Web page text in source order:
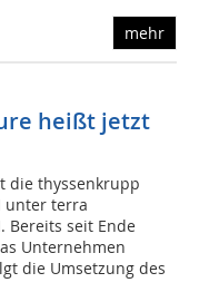
mehr
heißt jetzt
die thyssenkrupp
unter terra
Bereits seit Ende
Unternehmen
die Umsetzung des